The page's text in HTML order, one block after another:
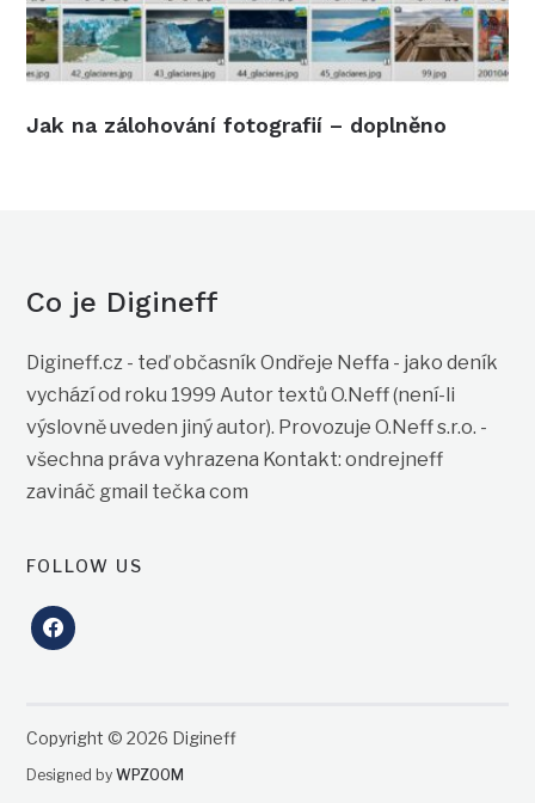
Jak na zálohování fotografií – doplněno
Co je Digineff
Digineff.cz - teď občasník Ondřeje Neffa - jako deník
vychází od roku 1999 Autor textů O.Neff (není-li
výslovně uveden jiný autor). Provozuje O.Neff s.r.o. -
všechna práva vyhrazena Kontakt: ondrejneff
zavináč gmail tečka com
FOLLOW US
facebook
Copyright © 2026 Digineff
Designed byWPZOOM